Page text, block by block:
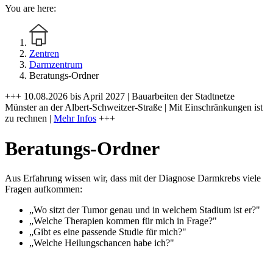
You are here:
Zentren
Darmzentrum
Beratungs-Ordner
+++ 10.08.2026 bis April 2027 | Bauarbeiten der Stadtnetze
Münster an der Albert-Schweitzer-Straße | Mit Einschränkungen ist
zu rechnen | Mehr Infos +++
Beratungs-Ordner
Aus Erfahrung wissen wir, dass mit der Diagnose Darmkrebs viele
Fragen aufkommen:
„Wo sitzt der Tumor genau und in welchem Stadium ist er?"
„Welche Therapien kommen für mich in Frage?"
„Gibt es eine passende Studie für mich?"
„Welche Heilungschancen habe ich?"